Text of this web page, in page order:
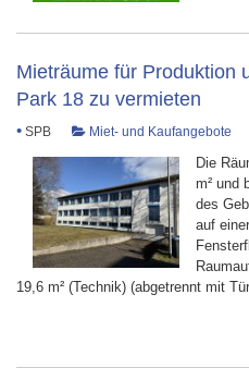
Mieträume für Produktion
Park 18 zu vermieten
• SPB Miet- und Kaufangebote
Die
m² und
des
auf
19,6 m² (Technik) (abgetrennt mit